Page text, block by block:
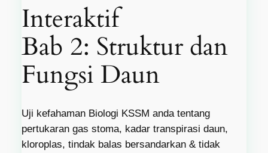
Interaktif
Bab 2: Struktur dan
Fungsi Daun
Uji kefahaman Biologi KSSM anda tentang
pertukaran gas stoma, kadar transpirasi daun,
kloroplas, tindak balas bersandarkan & tidak